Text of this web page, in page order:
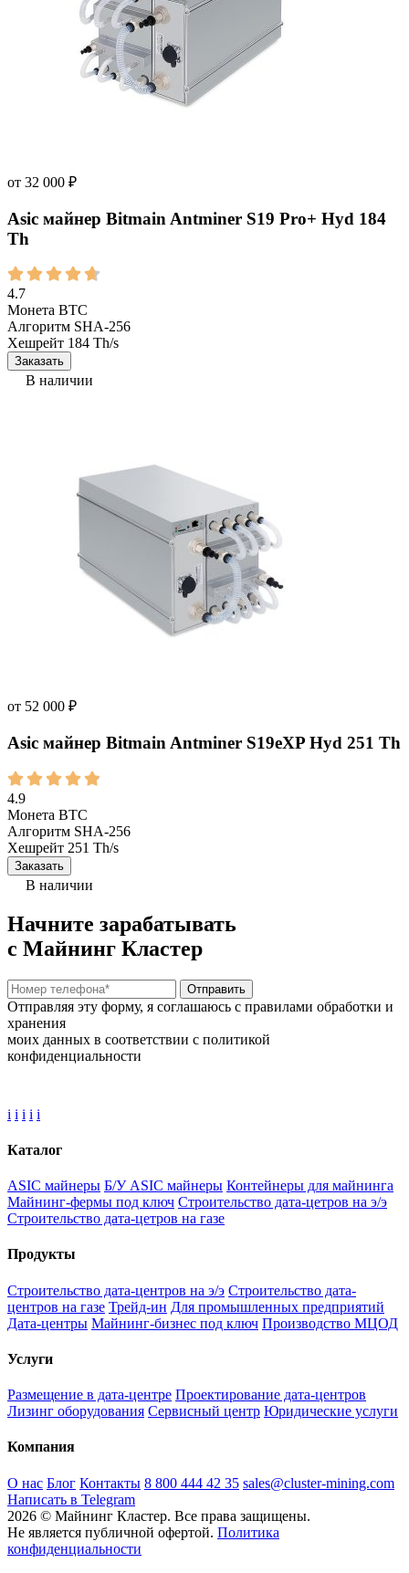
от 32 000 ₽
Asic майнер Bitmain Antminer S19 Pro+ Hyd 184
Th
4.7
Монета BTC
Алгоритм SHA-256
Хешрейт 184 Th/s
Заказать
В наличии
от 52 000 ₽
Asic майнер Bitmain Antminer S19eXP Hyd 251 Th
4.9
Монета BTC
Алгоритм SHA-256
Хешрейт 251 Th/s
Заказать
В наличии
Начните зарабатывать
с Майнинг Кластер
Отправить
Отправляя эту форму, я соглашаюсь с правилами обработки и
хранения
моих данных в соответствии с политикой
конфиденциальности
i i i i i
Каталог
ASIC майнеры Б/У ASIC майнеры Контейнеры для майнинга
Майнинг-фермы под ключ Строительство дата-цетров на э/э
Строительство дата-цетров на газе
Продукты
Строительство дата-центров на э/э Строительство дата-
центров на газе Трейд-ин Для промышленных предприятий
Дата-центры Майнинг-бизнес под ключ Производство МЦОД
Услуги
Размещение в дата-центре Проектирование дата-центров
Лизинг оборудования Сервисный центр Юридические услуги
Компания
О нас Блог Контакты 8 800 444 42 35 sales@cluster-mining.com
Написать в Telegram
2026 © Майнинг Кластер. Все права защищены.
Не является публичной офертой. Политика
конфиденциальности